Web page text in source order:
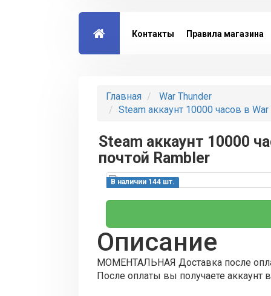
Контакты Правила магазина
Главная
War Thunder
Steam аккаунт 10000 часов в
Steam аккаунт 10000
почтой Rambler
В наличии 144 шт.
Описание
МОМЕНТАЛЬНАЯ Доставка после
После оплаты вы получаете аккаунт